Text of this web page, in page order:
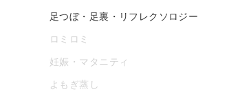
足つぼ・足裏・リフレクソロジー
ロミロミ
妊娠・マタニティ
よもぎ蒸し